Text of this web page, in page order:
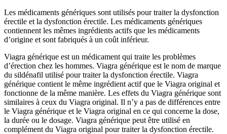
Les médicaments génériques sont utilisés pour traiter la dysfonction
érectile et la dysfonction érectile. Les médicaments génériques
contiennent les mêmes ingrédients actifs que les médicaments
d’origine et sont fabriqués à un coût inférieur.
Viagra générique est un médicament qui traite les problèmes
d’érection chez les hommes. Viagra générique est le nom de marque
du sildénafil utilisé pour traiter la dysfonction érectile. Viagra
générique contient le même ingrédient actif que le Viagra original et
fonctionne de la même manière. Les effets du Viagra générique sont
similaires à ceux du Viagra original. Il n’y a pas de différences entre
le Viagra générique et le Viagra original en ce qui concerne la dose,
la durée ou le dosage. Viagra générique peut être utilisé en
complément du Viagra original pour traiter la dysfonction érectile.